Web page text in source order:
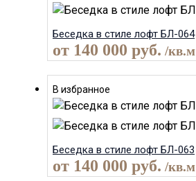
Беседка в стиле лофт БЛ-064
от 140 000 руб. /кв.м
В избранное
Беседка в стиле лофт БЛ-063
от 140 000 руб. /кв.м